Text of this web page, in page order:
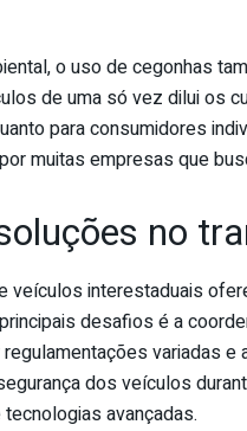
o uso de cegonhas
de uma só vez dilui os
para consumidores
muitas empresas que
no
veículos interestaduais
desafios é a
variadas
dos veículos
avançadas.